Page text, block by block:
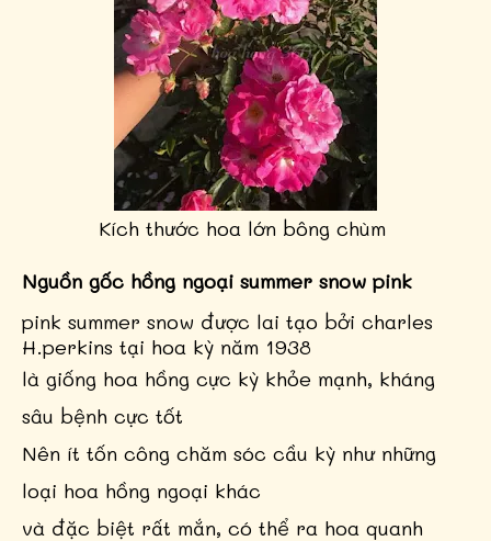
Kích thước hoa lớn bông chùm
Nguồn gốc hồng ngoại summer snow pink
pink summer snow được lai tạo bởi charles
H.perkins tại hoa kỳ năm 1938
là giống hoa hồng cực kỳ khỏe mạnh, kháng
sâu bệnh cực tốt
Nên ít tốn công chăm sóc cầu kỳ như những
loại hoa hồng ngoại khác
và đặc biệt rất mắn, có thể ra hoa quanh